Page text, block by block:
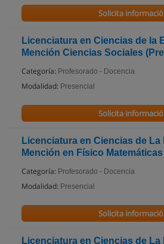
Solicita
Licenciatura en Ciencias de la
Mención Ciencias Sociales
Categoría: Profesorado - Docencia
Modalidad: Presencial
Solicita
Licenciatura en Ciencias de La
Mención en Físico
Categoría: Profesorado - Docencia
Modalidad: Presencial
Solicita
Licenciatura en Ciencias de La